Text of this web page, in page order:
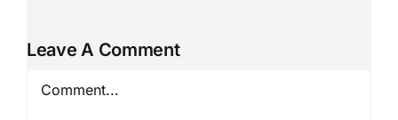
Leave A Comment
Comment